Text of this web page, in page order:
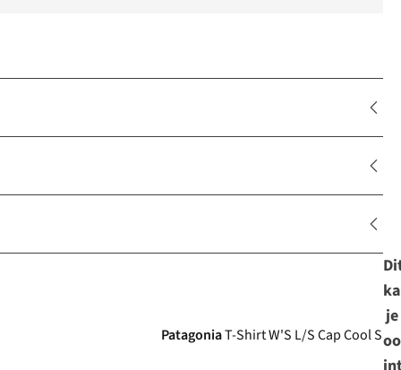
PatagoniaT-Shirt W'S L/S Cap Cool
je